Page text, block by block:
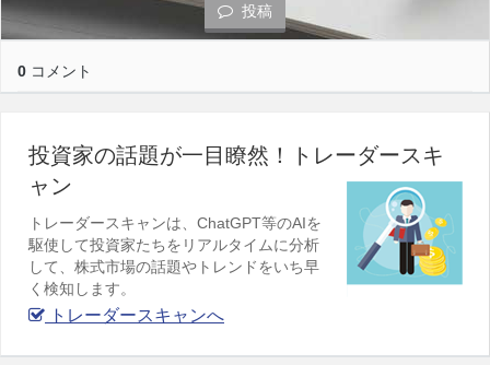
投稿
0 コメント
投資家の話題が一目瞭然！トレーダースキ
ャン
トレーダースキャンは、ChatGPT等のAIを
駆使して投資家たちをリアルタイムに分析
して、株式市場の話題やトレンドをいち早
く検知します。
トレーダースキャンへ